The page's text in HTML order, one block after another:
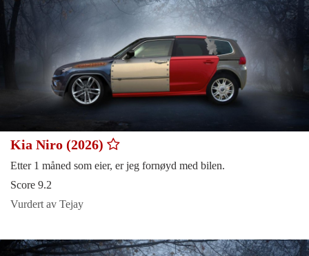
Kia Niro (2026)
Etter 1 måned som eier, er jeg fornøyd med bilen.
Score 9.2
Vurdert av Tejay